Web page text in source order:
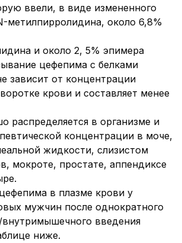
ввели, в виде измененного
метилпирролидина, около 6,8%
и около 2, 5% эпимера
цефепима с белками
зависит от концентрации
крови и составляет менее
распределяется в организме и
концентрации в моче,
жидкости, слизистом
мокроте, простате, аппендиксе
в плазме крови у
мужчин после однократного
внутримышечного введения
ниже.